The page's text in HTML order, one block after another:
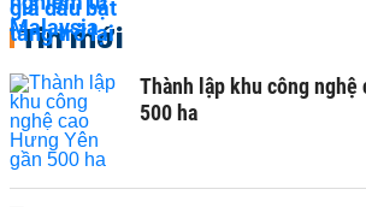
Tin mới
Thành lập khu công nghệ
500 ha